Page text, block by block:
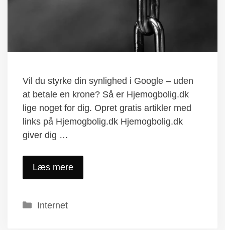
Vil du styrke din synlighed i Google – uden
at betale en krone? Så er Hjemogbolig.dk
lige noget for dig. Opret gratis artikler med
links på Hjemogbolig.dk Hjemogbolig.dk
giver dig …
Læs mere
Kategorier
Internet